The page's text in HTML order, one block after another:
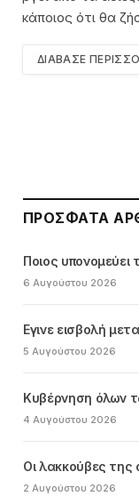
κάποιος ότι θα
ΔΙΆΒΑΣΕ
ΠΡΌΣΦΑΤΑ
Ποιος υπονομεύει
6 Αυγούστου 2026
Εγινε εισβολή
5 Αυγούστου 2026
Κυβέρνηση όλων
4 Αυγούστου 2026
Οι λακκούβες
2 Αυγούστου 2026